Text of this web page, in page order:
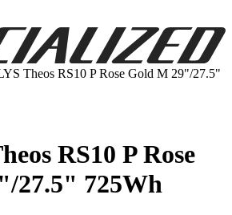
Theos RS10 P Rose Gold M 29"/27.5"
RS10 P Rose
27.5" 725Wh